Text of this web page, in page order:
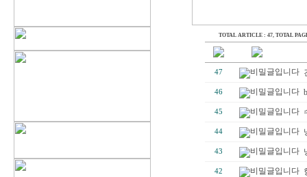
TOTAL ARTICLE : 47, TOTAL
47
46
45
44
43
42